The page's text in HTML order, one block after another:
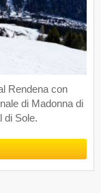
Rendena con
di Madonna di
di Sole.